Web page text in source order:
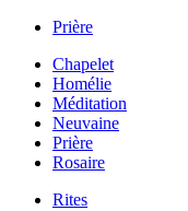
Prière
Chapelet
Homélie
Méditation
Neuvaine
Prière
Rosaire
Rites